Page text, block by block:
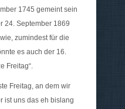
1745 gemeint sein
24. September 1869
zumindest für die
es auch der 16.
Freitag“.
Freitag, an dem wir
ist uns das eh bislang